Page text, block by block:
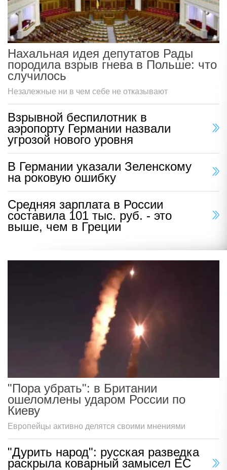
Нахальная идея депутатов Рады
породила взрыв гнева в Польше: что
случилось
Незалежные ни в чем себе не отказывают
Взрывной беспилотник в
аэропорту Германии назвали
угрозой нового уровня
В Германии указали Зеленскому
на роковую ошибку
Средняя зарплата в России
составила 101 тыс. руб. - это
выше, чем в Греции
"Пора убрать": в Британии
ошеломлены ударом России по
Киеву
Европейцы активно делятся своими мнениями
"Дурить народ": русская разведка
раскрыла коварный замысел ЕС